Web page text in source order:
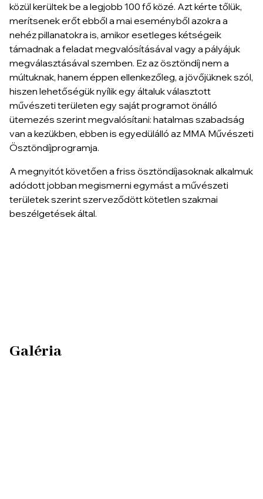
közül kerültek be a legjobb 100 fő közé. Azt kérte tőlük,
merítsenek erőt ebből a mai eseményből azokra a
nehéz pillanatokra is, amikor esetleges kétségeik
támadnak a feladat megvalósításával vagy a pályájuk
megválasztásával szemben. Ez az ösztöndíj nem a
múltuknak, hanem éppen ellenkezőleg, a jövőjüknek szól,
hiszen lehetőségük nyílik egy általuk választott
művészeti területen egy saját programot önálló
ütemezés szerint megvalósítani: hatalmas szabadság
van a kezükben, ebben is egyedülálló az MMA Művészeti
Ösztöndíjprogramja.
A megnyitót követően a friss ösztöndíjasoknak alkalmuk
adódott jobban megismerni egymást a művészeti
területek szerint szerveződött kötetlen szakmai
beszélgetések által.
Galéria